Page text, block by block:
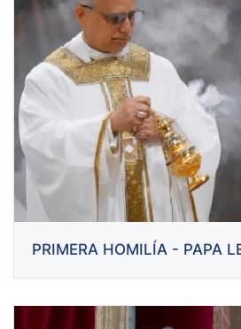
PRIMERA HOMILÍA - PAPA